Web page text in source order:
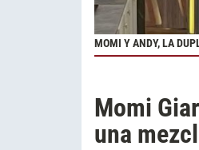
MOMI Y ANDY, LA
Momi
una